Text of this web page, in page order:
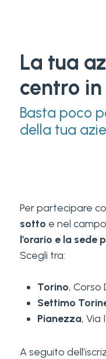
La tua
centro
Basta poco
della tua
Per partecipare
sotto e nel
l’orario e la sede
Scegli tra:
Torino, Corso
Settimo
Pianezza, Via
A seguito